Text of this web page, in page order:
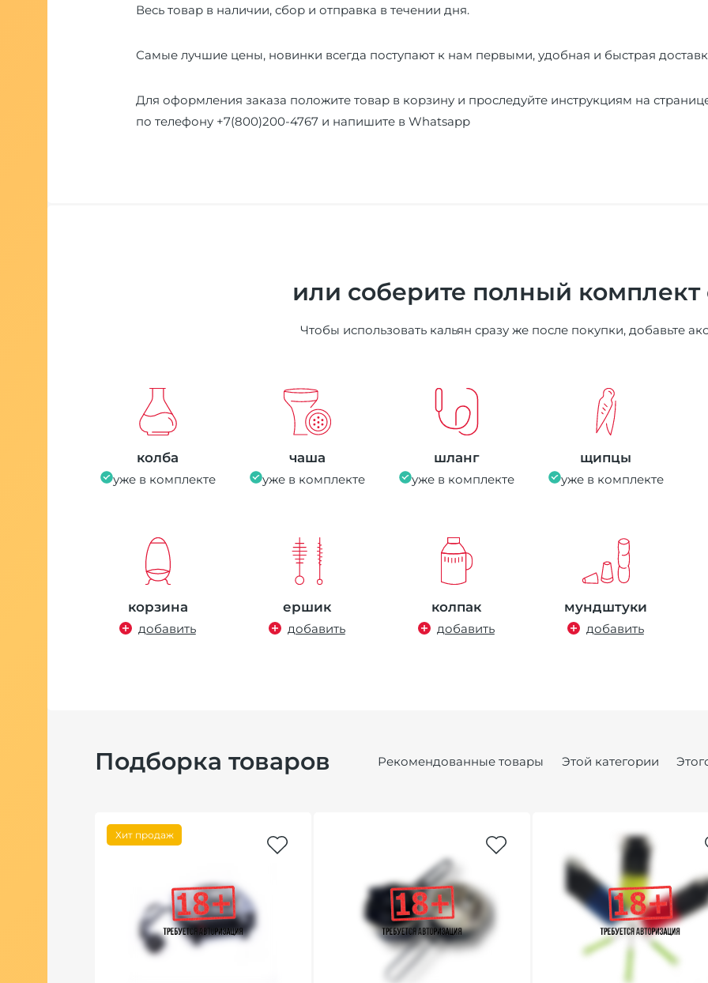
Весь товар в наличии, сбор и отправка в течении дня.
Самые лучшие цены, новинки всегда поступают к нам первыми, удобная и быстрая
Для оформления заказа положите товар в корзину и проследуйте инструкциям на
по телефону +7(800)200-4767 и напишите в Whatsapp
или соберите полный комплект
Чтобы использовать кальян сразу же после покупки, добавьте
колба
уже в комплекте
чаша
уже в комплекте
шланг
уже в комплекте
щипцы
уже в комплекте
корзина
добавить
ершик
добавить
колпак
добавить
мундштуки
добавить
Подборка товаров Рекомендованные товары Этой категории
Хит продаж